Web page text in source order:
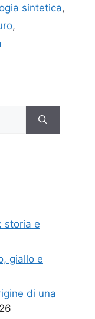
sintetica,
,
storia e
giallo e
di una